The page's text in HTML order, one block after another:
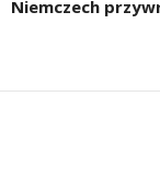
Niemczech